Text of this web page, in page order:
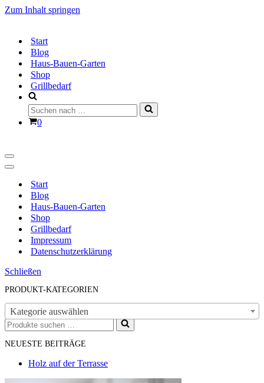
Zum Inhalt springen
Start
Blog
Haus-Bauen-Garten
Shop
Grillbedarf
Suchen
nach …
Warenkorb
0
Navigationsmenü
Navigationsmenü
Start
Blog
Haus-Bauen-Garten
Shop
Grillbedarf
Impressum
Datenschutzerklärung
Schließen
PRODUKT-KATEGORIEN
Kategorie auswählen
Suchen
nach …
NEUESTE BEITRÄGE
Holz auf der Terrasse